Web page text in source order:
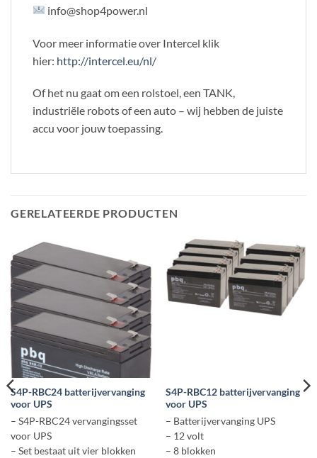
info@shop4power.nl
Voor meer informatie over Intercel klik
hier: http://intercel.eu/nl/
Of het nu gaat om een rolstoel, een TANK,
industriële robots of een auto – wij hebben de juiste
accu voor jouw toepassing.
GERELATEERDE PRODUCTEN
S4P-RBC24 batterijvervanging
voor UPS
– S4P-RBC24 vervangingsset
voor UPS
– Set bestaat uit vier blokken
S4P-RBC12 batterijvervanging
voor UPS
– Batterijvervanging UPS
– 12 volt
– 8 blokken